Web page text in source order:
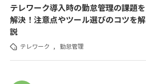
テレワーク導入時の勤怠管理の課題を
解決！注意点やツール選びのコツを解
説
テレワーク , 勤怠管理